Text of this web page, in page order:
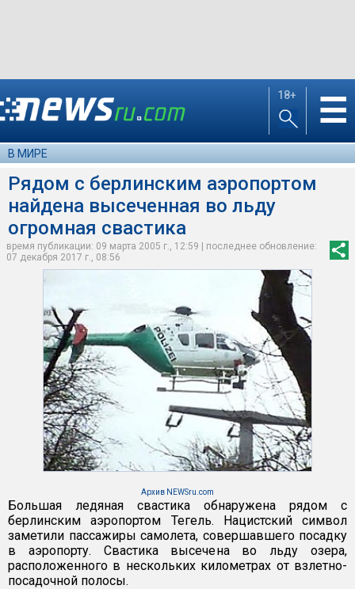
18+ ☰
В МИРЕ
Рядом с берлинским аэропортом
найдена высеченная во льду
огромная свастика
время публикации: 09 марта 2005 г., 12:59 | последнее обновление:
07 декабря 2017 г., 08:56
Архив NEWSru.com
Большая ледяная свастика обнаружена рядом с
берлинским аэропортом Тегель. Нацистский символ
заметили пассажиры самолета, совершавшего посадку
в аэропорту. Свастика высечена во льду озера,
расположенного в нескольких километрах от взлетно-
посадочной полосы.